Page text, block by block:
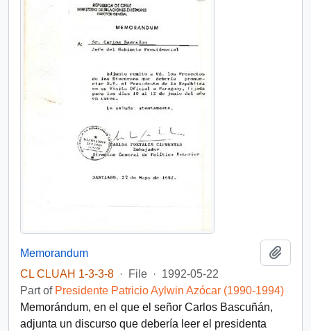
Memorandum
CL CLUAH 1-3-3-8 · File · 1992-05-22
Part of Presidente Patricio Aylwin Azócar (1990-1994)
Memorándum, en el que el señor Carlos Bascuñán,
adjunta un discurso que debería leer el presidenta